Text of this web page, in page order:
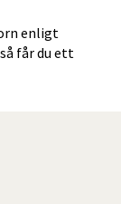
enligt
får du ett